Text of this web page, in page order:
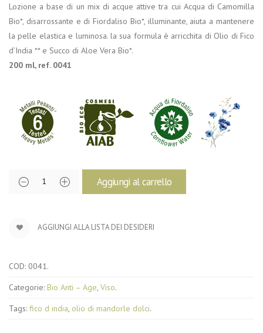
Lozione a base di un mix di acque attive tra cui Acqua di Camomilla
Bio*, disarrossante e di Fiordaliso Bio*, illuminante, aiuta a mantenere
la pelle elastica e luminosa. la sua formula è arricchita di Olio di Fico
d’India ** e Succo di Aloe Vera Bio*.
200 ml, ref. 0041
Aggiungi al carrello
AGGIUNGI ALLA LISTA DEI DESIDERI
COD: 0041 .
Categorie: Bio Anti – Age Viso.
Tags: fico d india olio di mandorle dolci.